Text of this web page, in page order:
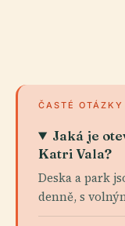
ČASTÉ OTÁZKY
Jaká je
Katri Vala?
Deska a park
denně, s